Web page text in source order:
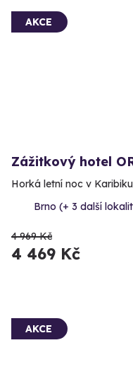
AKCE
Zážitkový hotel
Horká letní noc v
Brno (+ 3 další
4 969 Kč
4 469 Kč
AKCE